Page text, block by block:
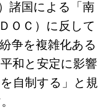
諸国による「南
ＯＣ）に反して
争を複雑化ある
和と安定に影響
自制する」と規